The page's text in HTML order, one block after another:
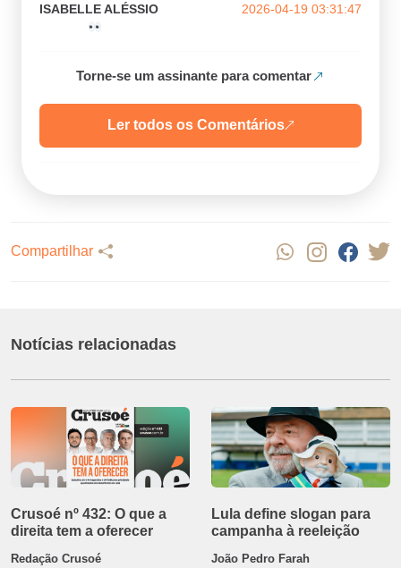
ISABELLE ALÉSSIO 2026-04-19 03:31:47
Torne-se um assinante para comentar
Ler todos os Comentários
Compartilhar
Notícias relacionadas
Crusoé nº 432: O que a
direita tem a oferecer
Redação Crusoé
Lula define slogan para
campanha à reeleição
João Pedro Farah